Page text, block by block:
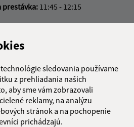
sledovania používame
z prehliadania našich
aby sme vám zobrazovali
reklamy, na analýzu
stránok a na pochopenie
prichádzajú.
prestávka: 11:45 - 12:15
Kontakt:
555
12 Jakubany
524 283 651